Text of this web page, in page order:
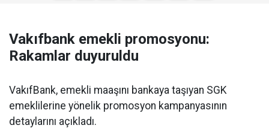
Vakıfbank emekli promosyonu:
Rakamlar duyuruldu
VakıfBank, emekli maaşını bankaya taşıyan SGK
emeklilerine yönelik promosyon kampanyasının
detaylarını açıkladı.